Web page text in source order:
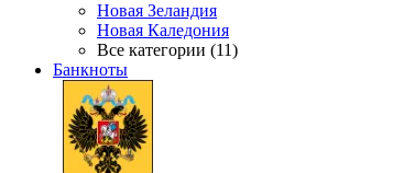
Новая Зеландия
Новая Каледония
Все категории (11)
Банкноты